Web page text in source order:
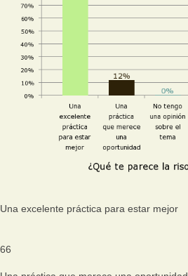
Una excelente práctica para estar mejor
66